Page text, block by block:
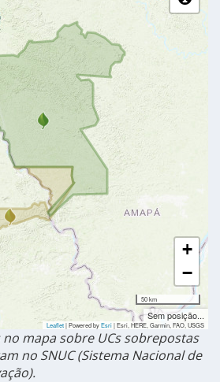
+
−
50 km
Sem posição...
Leaflet| Powered byEsri|Esri, HERE, Garmin, FAO, USGS
mapa sobre UCs sobrepostas
no SNUC (Sistema Nacional de